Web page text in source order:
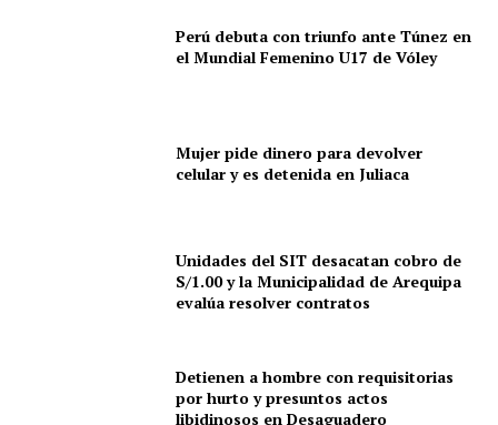
Perú debuta con triunfo ante Túnez en
el Mundial Femenino U17 de Vóley
Mujer pide dinero para devolver
celular y es detenida en Juliaca
Unidades del SIT desacatan cobro de
S/1.00 y la Municipalidad de Arequipa
evalúa resolver contratos
Detienen a hombre con requisitorias
por hurto y presuntos actos
libidinosos en Desaguadero